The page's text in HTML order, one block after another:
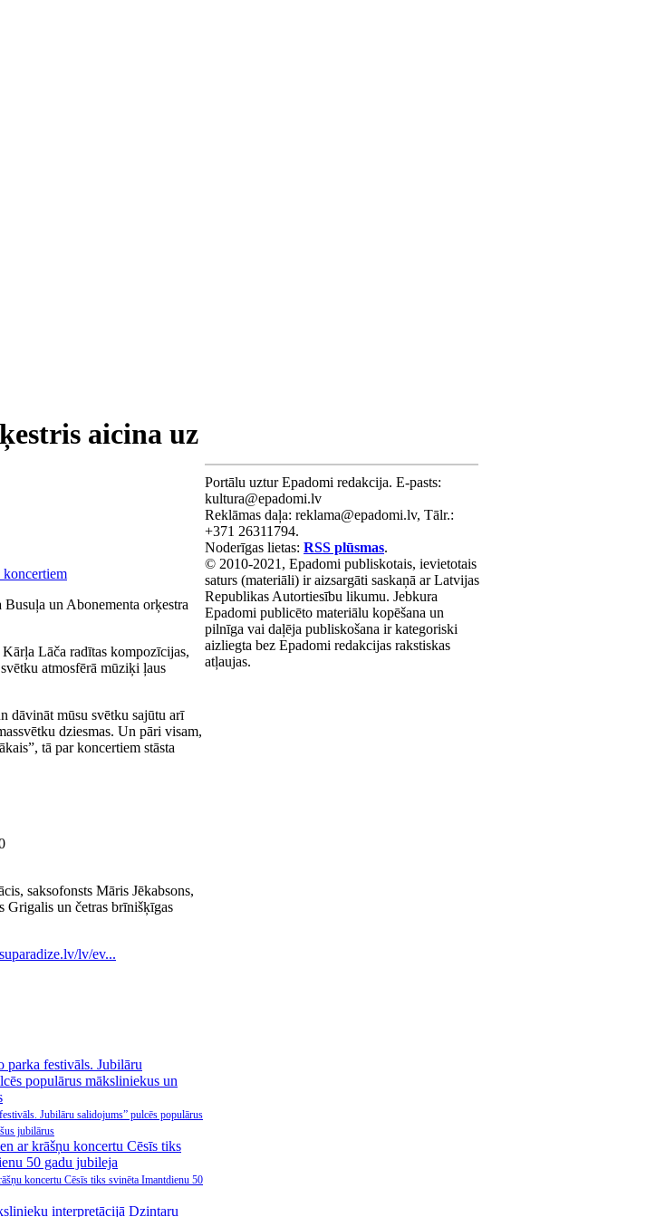
aicina uz
un Abonementa orķestra
Lāča radītas kompozīcijas,
atmosfērā mūziķi ļaus
dāvināt mūsu svētku sajūtu arī
dziesmas. Un pāri visam,
tā par koncertiem stāsta
saksofonsts Māris Jēkabsons,
Grigalis un četras brīnišķīgas
lv/ev...
Jubilāru salidojums” pulcēs populārus
jubilārus
koncertu Cēsīs tiks svinēta Imantdienu 50
Portālu uztur Epadomi redakcija. E-pasts:
kultura@epadomi.lv
Reklāmas daļa: reklama@epadomi.lv, Tālr.:
+371 26311794.
Noderīgas lietas: RSS plūsmas.
© 2010-2021, Epadomi publiskotais, ievietotais
saturs (materiāli) ir aizsargāti saskaņā ar Latvijas
Republikas Autortiesību likumu. Jebkura
Epadomi publicēto materiālu kopēšana un
pilnīga vai daļēja publiskošana ir kategoriski
aizliegta bez Epadomi redakcijas rakstiskas
atļaujas.